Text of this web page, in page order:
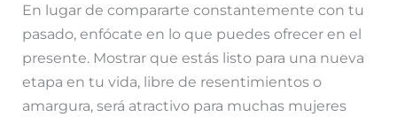
En lugar de compararte constantemente con tu
pasado, enfócate en lo que puedes ofrecer en el
presente. Mostrar que estás listo para una nueva
etapa en tu vida, libre de resentimientos o
amargura, será atractivo para muchas mujeres